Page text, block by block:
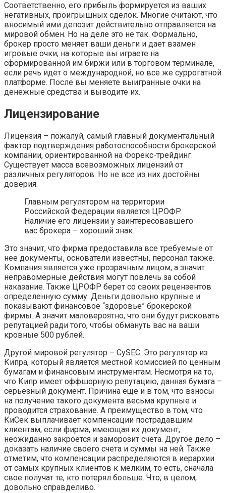
Соответственно, его прибыль формируется из ваших
негативных, проигрышных сделок. Многие считают, что
вносимый ими депозит действительно отправляется на
мировой обмен. Но на деле это не так. Формально,
брокер просто меняет ваши деньги и дает взамен
игровые очки, на которые вы играете на
сформированной им биржи или в торговом терминале,
если речь идет о международной, но все же суррогатной
платформе. После вы меняете выигранные очки на
денежные средства и выводите их.
Лицензирование
Лицензия – пожалуй, самый главный документальный
фактор подтверждения работоспособности брокерской
компании, ориентированной на Форекс-трейдинг.
Существует масса всевозможных лицензий от
различных регуляторов. Но не все из них достойны
доверия.
Главным регулятором на территории
Российской Федерации является ЦРОФР.
Наличие его лицензии у заинтересовавшего
вас брокера – хороший знак.
Это значит, что фирма предоставила все требуемые от
нее документы, основатели известны, персонал также.
Компания является уже прозрачным лицом, а значит
неправомерные действия могут повлечь за собой
наказание. Также ЦРОФР берет со своих рецензентов
определенную сумму. Деньги довольно крупные и
показывают финансовое “здоровье” брокерской
фирмы. А значит маловероятно, что они будут рисковать
репутацией ради того, чтобы обмануть вас на ваши
кровные 500 рублей.
Другой мировой регулятор – CySEC. Это регулятор из
Кипра, который является местной комиссией по ценным
бумагам и финансовым инструментам. Несмотря на то,
что Кипр имеет оффшорную репутацию, данная бумага –
серьезный документ. Причина еще и в том, что взносы
на получение такого документа весьма крупные и
проводится страхование. А преимущество в том, что
КиСек выплачивает компенсации пострадавшим
клиентам, если фирма, имеющая их документ,
неожиданно закроется и заморозит счета. Другое дело –
доказать наличие своего счета и суммы на ней. Также
отметим, что компенсации распределяются в иерархии
от самых крупных клиентов к мелким, то есть, сначала
свое получат те, кто потерял больше. Что, в целом,
довольно справделиво.